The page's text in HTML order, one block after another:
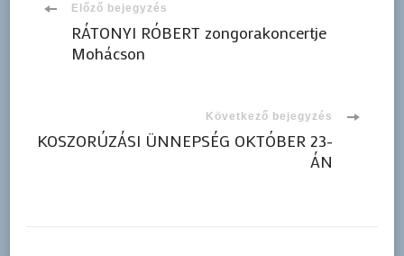
Bejegyzések
navigációja
Előző bejegyzés
RÁTONYI RÓBERT zongorakoncertje
Mohácson
Következő bejegyzés
KOSZORÚZÁSI ÜNNEPSÉG OKTÓBER 23-
ÁN